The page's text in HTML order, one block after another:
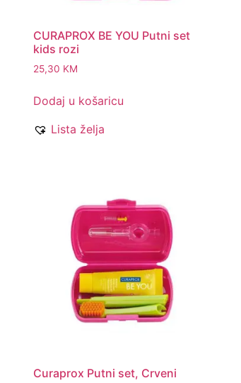
CURAPROX BE YOU Putni set
kids rozi
25,30 KM
Dodaj u košaricu
Lista želja
Curaprox Putni set, Crveni